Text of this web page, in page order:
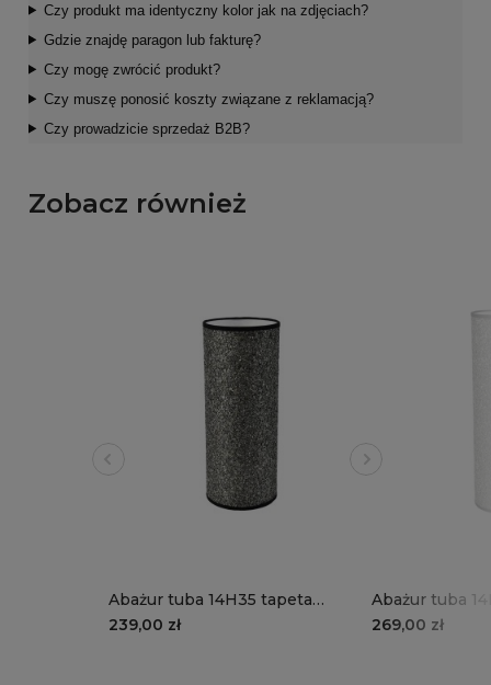
Czy produkt ma identyczny kolor jak na zdjęciach?
Gdzie znajdę paragon lub fakturę?
Czy mogę zwrócić produkt?
Czy muszę ponosić koszty związane z reklamacją?
Czy prowadzicie sprzedaż B2B?
Zobacz również
Abażur tuba 14H35 tapeta
imitacja kamienia
239,00 zł
Abażur tuba
imitacja
269,00 zł